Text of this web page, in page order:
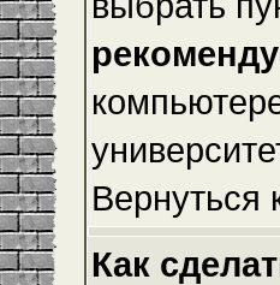
Вернуться
Как